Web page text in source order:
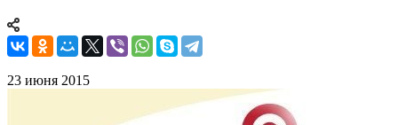
23 июня 2015